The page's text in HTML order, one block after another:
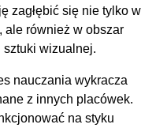
zagłębić się nie tylko w
ale również w obszar
wizualnej.
nauczania wykracza
z innych placówek.
na styku